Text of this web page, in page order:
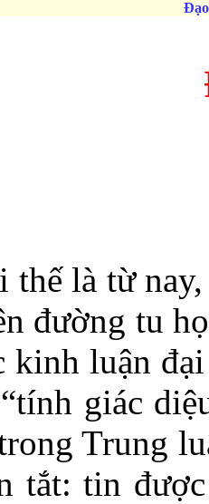
thế là từ
đường tu
kinh luận
giác
Trung
tắt: tin